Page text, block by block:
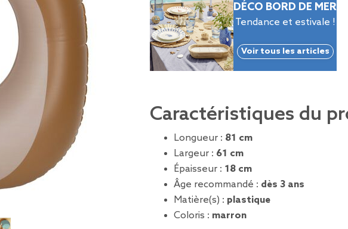
DÉCO BORD DE MER
Tendance et estivale !
Voir tous les articles
Caractéristiques du
Longueur : 81 cm
Largeur : 61 cm
Épaisseur : 18 cm
Âge recommandé : dès 3 ans
Matière(s) : plastique
Coloris : marron